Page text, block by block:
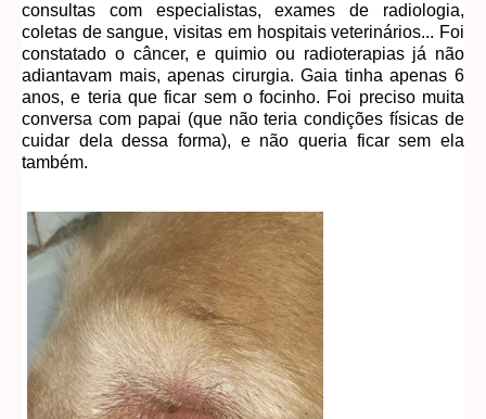
consultas com especialistas, exames de radiologia,
coletas de sangue, visitas em hospitais veterinários... Foi
constatado o câncer, e quimio ou radioterapias já não
adiantavam mais, apenas cirurgia. Gaia tinha apenas 6
anos, e teria que ficar sem o focinho. Foi preciso muita
conversa com papai (que não teria condições físicas de
cuidar dela dessa forma), e não queria ficar sem ela
também.